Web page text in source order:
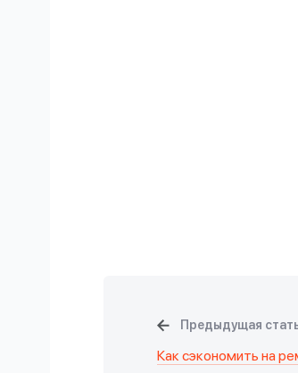
Предыдущая
Как сэкономить на